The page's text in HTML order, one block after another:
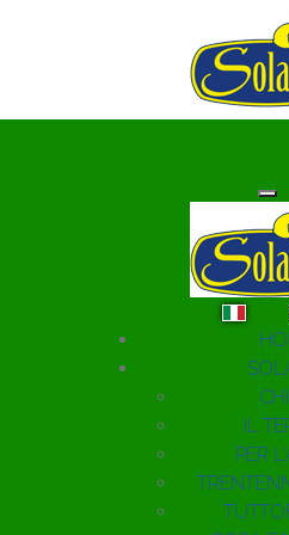
Seleziona la tua lingua
IL
PER